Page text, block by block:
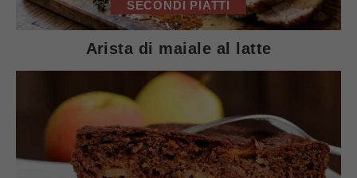
SECONDI PIATTI
Arista di maiale al latte